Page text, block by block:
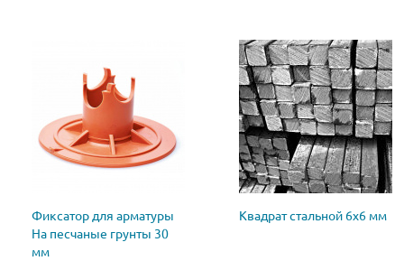
Фиксатор для арматуры
На песчаные грунты 30
мм
Квадрат стальной 6х6 мм